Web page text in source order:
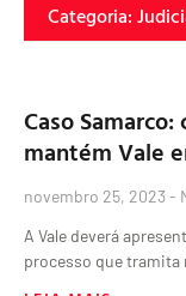
Categoria:
Caso
mantém Vale
novembro 25, 2023
A Vale deverá
processo que tramita